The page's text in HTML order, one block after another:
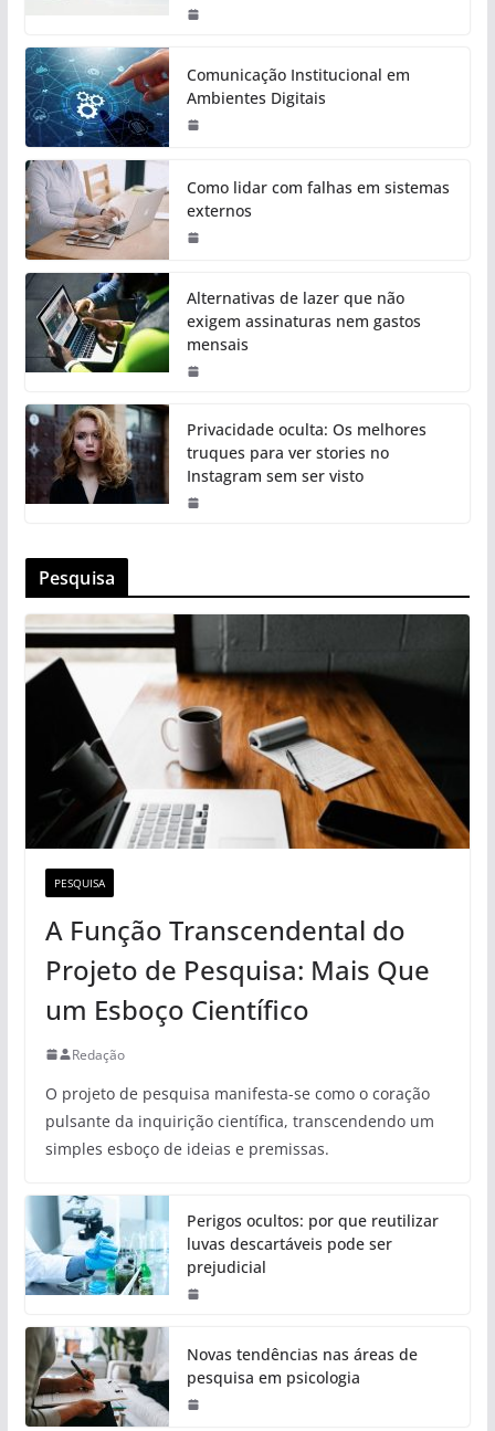
Comunicação Institucional em
Ambientes Digitais
Como lidar com falhas em sistemas
externos
Alternativas de lazer que não
exigem assinaturas nem gastos
mensais
Privacidade oculta: Os melhores
truques para ver stories no
Instagram sem ser visto
Pesquisa
PESQUISA
A Função Transcendental do
Projeto de Pesquisa: Mais Que
um Esboço Científico
Redação
O projeto de pesquisa manifesta-se como o coração
pulsante da inquirição científica, transcendendo um
simples esboço de ideias e premissas.
Perigos ocultos: por que reutilizar
luvas descartáveis pode ser
prejudicial
Novas tendências nas áreas de
pesquisa em psicologia